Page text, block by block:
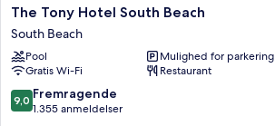
The
Tony
Hotel
South
Beach
South
Beach
The Tony Hotel South Beach
South Beach
Pool
Mulighed for parkering
Gratis Wi-Fi
Restaurant
9.0
ud
9,0 Fremragende
1.355 anmeldelser